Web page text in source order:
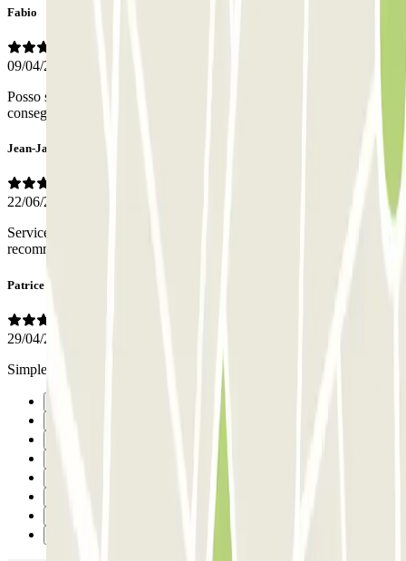
Fabio
09/04/2026
Posso solo dire che mi hanno dato un ottimo servizio di ritiro e
consegna autovettura.
Jean-Jacques
22/06/2025
Service très professionnel et rapide. Toujours à l'écoute du client. A
recommander aux autres clients.
Patrice
29/04/2025
Simple,communication fluide rapide,efficace.